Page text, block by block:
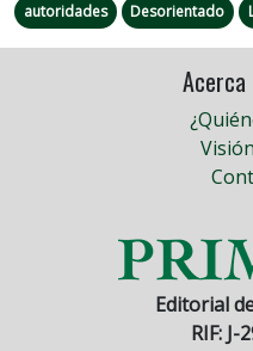
autoridades Desorientado
Acerca
Editorial
RIF: J-